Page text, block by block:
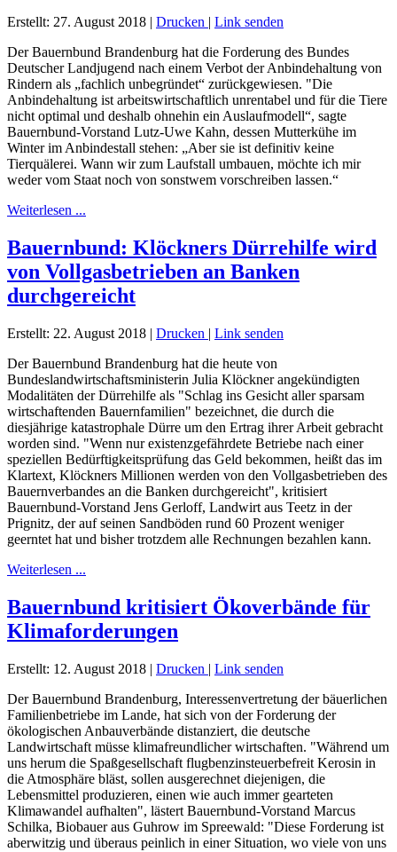
Erstellt: 27. August 2018 | Drucken | Link senden
Der Bauernbund Brandenburg hat die Forderung des Bundes
Deutscher Landjugend nach einem Verbot der Anbindehaltung von
Rindern als „fachlich unbegründet“ zurückgewiesen. "Die
Anbindehaltung ist arbeitswirtschaftlich unrentabel und für die Tiere
nicht optimal und deshalb ohnehin ein Auslaufmodell“, sagte
Bauernbund-Vorstand Lutz-Uwe Kahn, dessen Mutterkühe im
Winter im Anbindestall stehen: „Aber sie ist definitiv keine
Tierquälerei. Wann wir zum Laufstall umbauen, möchte ich mir
weder vom Staat noch von sonstwem vorschreiben lassen.“
Weiterlesen ...
Bauernbund: Klöckners Dürrehilfe wird
von Vollgasbetrieben an Banken
durchgereicht
Erstellt: 22. August 2018 | Drucken | Link senden
Der Bauernbund Brandenburg hat die heute von
Bundeslandwirtschaftsministerin Julia Klöckner angekündigten
Modalitäten der Dürrehilfe als "Schlag ins Gesicht aller sparsam
wirtschaftenden Bauernfamilien" bezeichnet, die durch die
diesjährige katastrophale Dürre um den Ertrag ihrer Arbeit gebracht
worden sind. "Wenn nur existenzgefährdete Betriebe nach einer
speziellen Bedürftigkeitsprüfung das Geld bekommen, heißt das im
Klartext, Klöckners Millionen werden von den Vollgasbetrieben des
Bauernverbandes an die Banken durchgereicht", kritisiert
Bauernbund-Vorstand Jens Gerloff, Landwirt aus Teetz in der
Prignitz, der auf seinen Sandböden rund 60 Prozent weniger
geerntet hat und bisher trotzdem alle Rechnungen bezahlen kann.
Weiterlesen ...
Bauernbund kritisiert Ökoverbände für
Klimaforderungen
Erstellt: 12. August 2018 | Drucken | Link senden
Der Bauernbund Brandenburg, Interessenvertretung der bäuerlichen
Familienbetriebe im Lande, hat sich von der Forderung der
ökologischen Anbauverbände distanziert, die deutsche
Landwirtschaft müsse klimafreundlicher wirtschaften. "Während um
uns herum die Spaßgesellschaft flugbenzinsteuerbefreit Kerosin in
die Atmosphäre bläst, sollen ausgerechnet diejenigen, die
Lebensmittel produzieren, einen wie auch immer gearteten
Klimawandel aufhalten", lästert Bauernbund-Vorstand Marcus
Schilka, Biobauer aus Guhrow im Spreewald: "Diese Forderung ist
aberwitzig und überaus peinlich in einer Situation, wo viele von uns